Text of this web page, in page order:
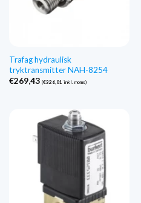
Trafag hydraulisk
tryktransmitter NAH-8254
€269,43 (€326,01 inkl. moms)